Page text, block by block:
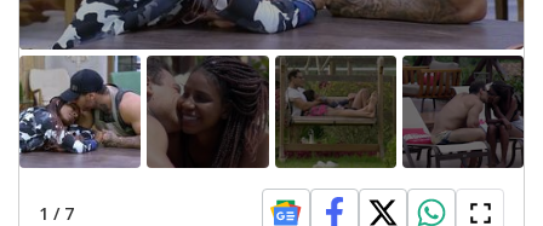
1 / 7